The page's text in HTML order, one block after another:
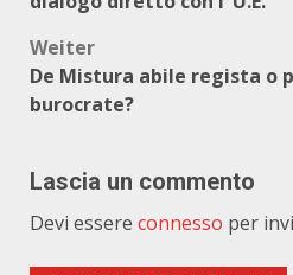
Weiter
De Mistura abile regista o
burocrate?
Lascia un commento
Devi essere connesso per